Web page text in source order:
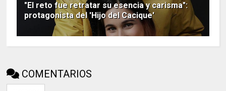
"El reto fue retratar su esencia y carisma":
protagonista del 'Hijo del Cacique'
COMENTARIOS